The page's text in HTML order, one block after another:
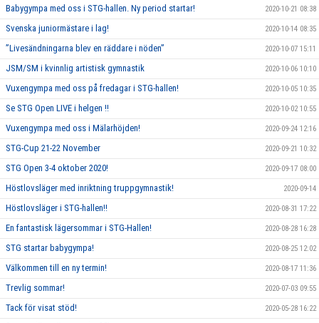
Babygympa med oss i STG-hallen. Ny period startar! 2020-10-21 08:38
Svenska juniormästare i lag! 2020-10-14 08:35
”Livesändningarna blev en räddare i nöden” 2020-10-07 15:11
JSM/SM i kvinnlig artistisk gymnastik 2020-10-06 10:10
Vuxengympa med oss på fredagar i STG-hallen! 2020-10-05 10:35
Se STG Open LIVE i helgen !! 2020-10-02 10:55
Vuxengympa med oss i Mälarhöjden! 2020-09-24 12:16
STG-Cup 21-22 November 2020-09-21 10:32
STG Open 3-4 oktober 2020! 2020-09-17 08:00
Höstlovsläger med inriktning truppgymnastik! 2020-09-14
Höstlovsläger i STG-hallen!! 2020-08-31 17:22
En fantastisk lägersommar i STG-Hallen! 2020-08-28 16:28
STG startar babygympa! 2020-08-25 12:02
Välkommen till en ny termin! 2020-08-17 11:36
Trevlig sommar! 2020-07-03 09:55
Tack för visat stöd! 2020-05-28 16:22